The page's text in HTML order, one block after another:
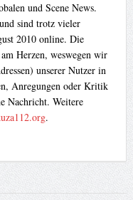
und Scene News.
sind trotz vieler
2010 online. Die
Herzen, weswegen wir
unserer Nutzer in
Anregungen oder Kritik
Nachricht. Weitere
.